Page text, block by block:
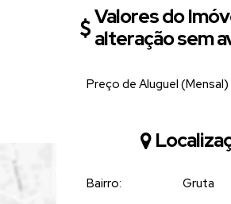
Valores do
alteração sem
Preço de Aluguel (Mensal)
Bairro:
Gruta